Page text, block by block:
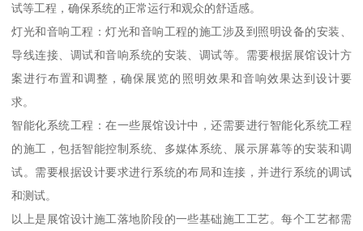
试等工程，确保系统的正常运行和观众的舒适感。
灯光和音响工程：灯光和音响工程的施工涉及到照明设备的安装、
导线连接、调试和音响系统的安装、调试等。需要根据展馆设计方
案进行布置和调整，确保展览的照明效果和音响效果达到设计要
求。
智能化系统工程：在一些展馆设计中，还需要进行智能化系统工程
的施工，包括智能控制系统、多媒体系统、展示屏幕等的安装和调
试。需要根据设计要求进行系统的布局和连接，并进行系统的调试
和测试。
以上是展馆设计施工落地阶段的一些基础施工工艺。每个工艺都需